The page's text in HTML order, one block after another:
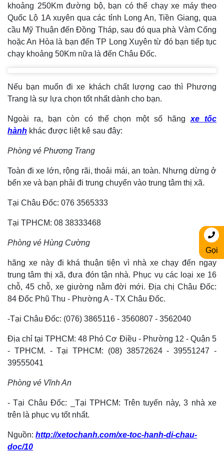
khoảng 250Km đường bộ, bạn có thể chạy xe máy theo
Quốc Lộ 1A xuyên qua các tỉnh Long An, Tiền Giang, qua
cầu Mỹ Thuận đến Đồng Tháp, sau đó qua phà Vàm Cống
hoặc An Hòa là bạn đến TP Long Xuyên từ đó bạn tiếp tục
chạy khoảng 50Km nữa là đến Châu Đốc.
Nếu bạn muốn đi xe khách chất lượng cao thì Phương
Trang là sự lựa chọn tốt nhất dành cho bạn.
Ngoài ra, bạn còn có thể chọn một số hãngxe tốc
hành khác được liệt kê sau đây:
Phòng vé Phương Trang
Toàn đi xe lớn, rộng rãi, thoải mái, an toàn. Nhưng dừng ở
bến xe và bạn phải đi trung chuyển vào trung tâm thị xã.
Tại Châu Đốc: 076 3565333
Tại TPHCM: 08 38333468
Phòng vé Hùng Cường
hãng xe này đi khá thuận tiện vì nhà xe chạy đến ngay
trung tâm thị xã, đưa đón tận nhà. Phục vụ các loại xe 16
chỗ, 45 chỗ, xe giường nằm đời mới. Địa chị Châu Đốc:
84 Đốc Phũ Thu - Phường A - TX Châu Đốc.
-Tại Châu Đốc: (076) 3865116 - 3560807 - 3562040
Địa chỉ tại TPHCM: 48 Phó Cơ Điều - Phường 12 - Quận 5
- TPHCM. - Tại TPHCM: (08) 38572624 - 39551247 -
39555041
Phòng vé Vĩnh An
- Tại Châu Đốc: _Tại TPHCM: Trên tuyến này, 3 nhà xe
trên là phục vụ tốt nhất.
Nguồn: http://xetochanh.com/xe-toc-hanh-di-chau-
doc/10
Gọi